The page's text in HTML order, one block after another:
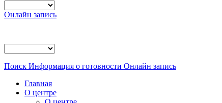
Онлайн запись
Поиск Информация о готовности Онлайн запись
Главная
О центре